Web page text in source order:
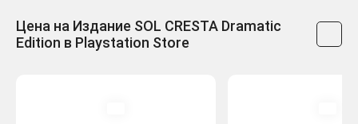
Цена на Издание SOL CRESTA Dramatic
Edition в Playstation Store